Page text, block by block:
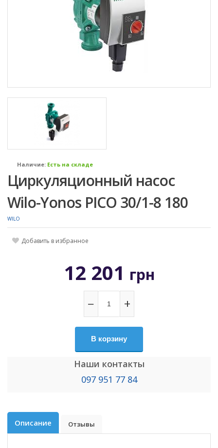
Наличие: Есть на складе
Циркуляционный насос
Wilo-Yonos PICO 30/1-8 180
WILO
Добавить в избранное
12 201 грн
− +
В корзину
Наши контакты
097 951 77 84
Описание Отзывы